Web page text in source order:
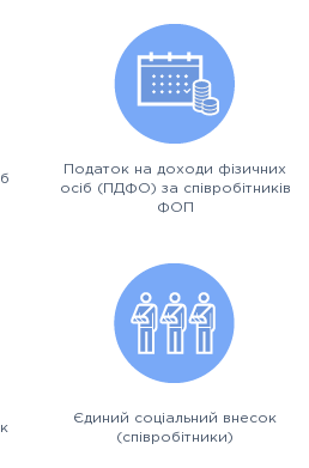
Податок на доходи фізичних
осіб (ПДФО) за співробітників
ФОП
Єдиний соціальний внесок
(співробітники)